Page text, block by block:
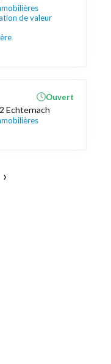
de valeur
Echternach
Ouvert
›